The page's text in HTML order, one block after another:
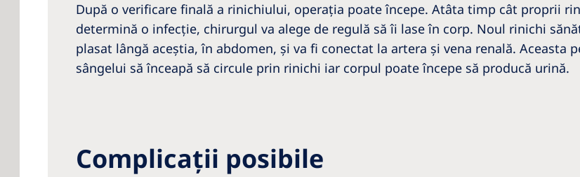
După o verificare finală a rinichiului, operaţia poate începe. Atâta timp cât proprii
determină o infecţie, chirurgul va alege de regulă să îi lase în corp. Noul rinichi
plasat lângă aceştia, în abdomen, şi va fi conectat la artera şi vena renală. Aceasta
sângelui să înceapă să circule prin rinichi iar corpul poate începe să producă urină.
Complicaţii posibile